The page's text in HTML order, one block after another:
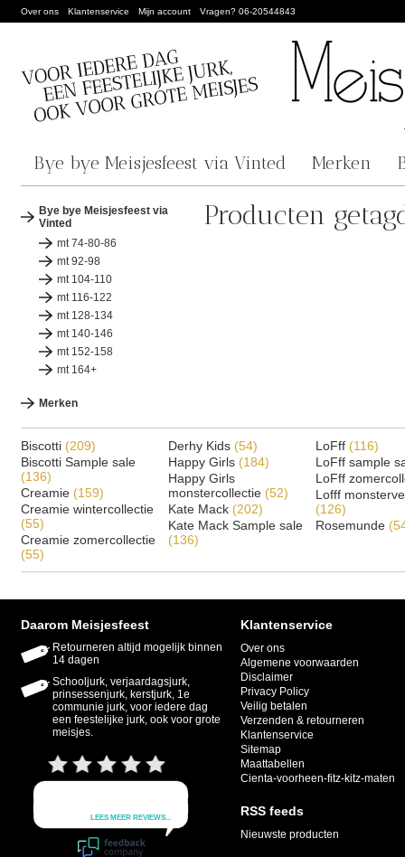
Over ons Klantenservice Mijn account Vragen? 06-20544843
Bye bye Meisjesfeest via Vinted Merken
Bye bye Meisjesfeest via
Vinted
mt 74-80-86
mt 92-98
mt 104-110
mt 116-122
mt 128-134
mt 140-146
mt 152-158
mt 164+
Merken
Producten
Biscotti (209)
Biscotti Sample sale
(136)
Creamie (159)
Creamie wintercollectie
(55)
Creamie zomercollectie
(55)
Derhy Kids (54)
Happy Girls (184)
Happy Girls
monstercollectie (52)
Kate Mack (202)
Kate Mack Sample sale
(136)
LoFff (116)
LoFff sample
LoFff
Lofff
(126)
Rosemunde
Daarom Meisjesfeest
Retourneren altijd mogelijk binnen
14 dagen
Schooljurk, verjaardagsjurk,
prinsessenjurk, kerstjurk, 1e
communie jurk, voor iedere dag
een feestelijke jurk, ook voor grote
meisjes.
Klantenservice
Over ons
Algemene voorwaarden
Disclaimer
Privacy Policy
Veilig betalen
Verzenden & retourneren
Klantenservice
Sitemap
Maattabellen
Cienta-voorheen-fitz-kitz-maten
RSS feeds
Nieuwste producten